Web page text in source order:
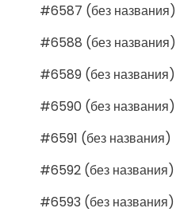
#6587 (без названия)
#6588 (без названия)
#6589 (без названия)
#6590 (без названия)
#6591 (без названия)
#6592 (без названия)
#6593 (без названия)